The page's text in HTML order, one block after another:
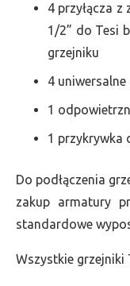
4 przyłącza
1/2” do Tesi
grzejniku
4
1
1 przykrywka
Do podłączenia
zakup armatury
standardowe
Wszystkie grzejniki